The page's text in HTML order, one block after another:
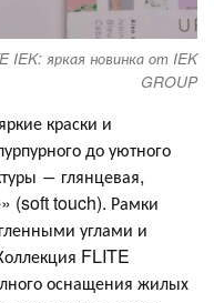
IEK: яркая новинка от IEK
GROUP
краски и
до уютного
― глянцевая,
(soft touch). Рамки
углами и
FLITE
оснащения жилых